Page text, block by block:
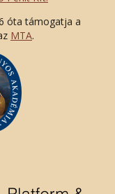
óta támogatja a
MTA.